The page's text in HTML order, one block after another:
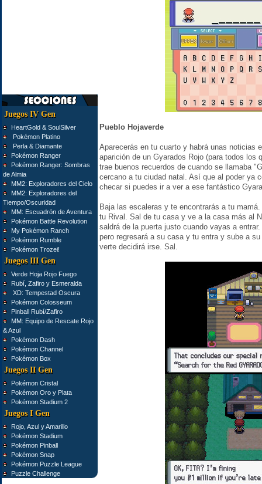
Juegos IV Gen
HeartGold & SoulSilver
Pokémon Platino
Perla & Diamante
Pokémon Ranger
Pokémon Ranger: Sombras
de Almia
MM2: Exploradores del Cielo
MM2: Exploradores del
Tiempo/Oscuridad
MM: Escuadrón de Aventura
Pokémon Battle Revolution
My Pokémon Ranch
Pokémon Rumble
Pokémon Trozei!
Juegos III Gen
Verde Hoja Rojo Fuego
Rubí, Zafiro y Esmeralda
XD: Tempestad Oscura
Pokémon Colosseum
Pinball Rubí/Zafiro
MM: Equipo de Rescate Rojo
& Azul
Pokémon Dash
Pokémon Channel
Pokémon Box
Juegos II Gen
Pokémon Cristal
Pokémon Oro y Plata
Pokémon Stadium 2
Juegos I Gen
Rojo, Azul y Amarillo
Pokémon Stadium
Pokémon Pinball
Pokémon Snap
Pokémon Puzzle League
Puzzle Challenge
Pueblo Hojaverde
Aparecerás en tu cuarto y habrá unas noticias
aparición de un Gyarados Rojo (para todos los
trae buenos recuerdos de cuando se llamaba
cercano a tu ciudad natal. Así que al poder ya
checar si puedes ir a ver a ese fantástico
Baja las escaleras y te encontrarás a tu
tu Rival. Sal de tu casa y ve a la casa más al
saldrá de la puerta justo cuando vayas a
pero regresará a su casa y tu entra y sube a
verte decidirá irse. Sal.